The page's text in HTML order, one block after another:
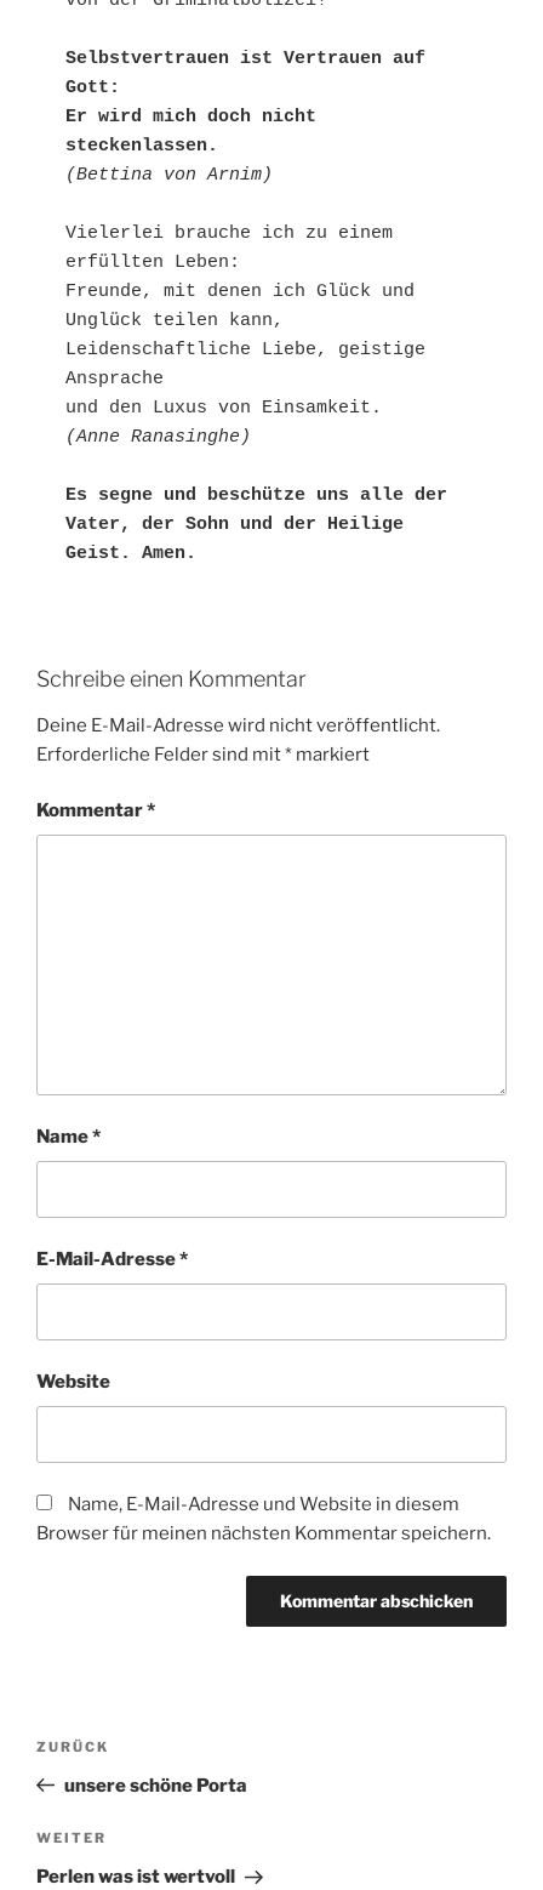
Selbstvertrauen ist Vertrauen auf
Gott:
Er wird mich doch nicht
steckenlassen.
(Bettina von Arnim)
Vielerlei brauche ich zu einem
erfüllten Leben:
Freunde, mit denen ich Glück und
Unglück teilen kann,
Leidenschaftliche Liebe, geistige
Ansprache
und den Luxus von Einsamkeit.
(Anne Ranasinghe)
Es segne und beschütze uns alle der
Vater, der Sohn und der Heilige
Geist. Amen.
Schreibe einen Kommentar
Deine E-Mail-Adresse wird nicht veröffentlicht.
Erforderliche Felder sind mit* markiert
Kommentar*
Name*
E-Mail-Adresse*
Website
Name, E-Mail-Adresse und Website in diesem
Browser für meinen nächsten Kommentar speichern.
Beitragsnavigation
Vorheriger
Beitrag
ZURÜCK
unsere schöne Porta
Nächster
Beitrag
WEITER
Perlen was ist wertvoll